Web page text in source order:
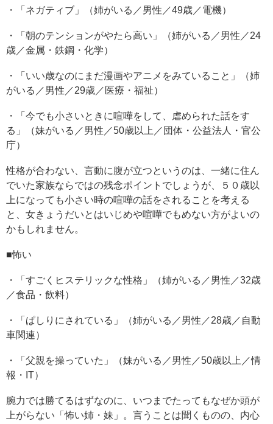
・「ネガティブ」（姉がいる／男性／49歳／電機）
・「朝のテンションがやたら高い」（姉がいる／男性／24
歳／金属・鉄鋼・化学）
・「いい歳なのにまだ漫画やアニメをみていること」（姉
がいる／男性／29歳／医療・福祉）
・「今でも小さいときに喧嘩をして、虐められた話をす
る」（妹がいる／男性／50歳以上／団体・公益法人・官公
庁）
性格が合わない、言動に腹が立つというのは、一緒に住ん
でいた家族ならではの残念ポイントでしょうが、５０歳以
上になっても小さい時の喧嘩の話をされることを考える
と、女きょうだいとはいじめや喧嘩でもめない方がよいの
かもしれません。
■怖い
・「すごくヒステリックな性格」（姉がいる／男性／32歳
／食品・飲料）
・「ぱしりにされている」（姉がいる／男性／28歳／自動
車関連）
・「父親を操っていた」（妹がいる／男性／50歳以上／情
報・IT）
腕力では勝てるはずなのに、いつまでたってもなぜか頭が
上がらない「怖い姉・妹」。言うことは聞くものの、内心